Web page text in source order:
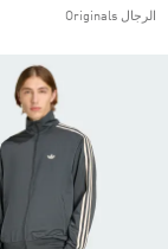
الرجال Originals